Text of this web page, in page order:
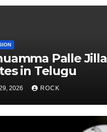
Palle Jilla
in Telugu
2026 ROCK